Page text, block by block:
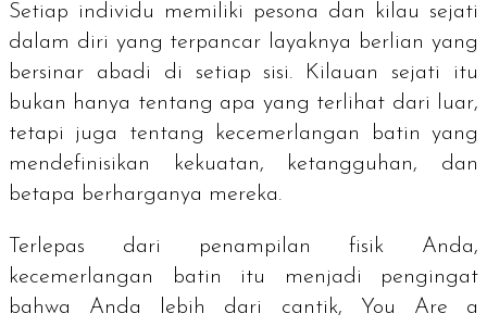
Setiap individu memiliki pesona dan kilau sejati
dalam diri yang terpancar layaknya berlian yang
bersinar abadi di setiap sisi. Kilauan sejati itu
bukan hanya tentang apa yang terlihat dari luar,
tetapi juga tentang kecemerlangan batin yang
mendefinisikan kekuatan, ketangguhan, dan
betapa berharganya mereka.
Terlepas dari penampilan fisik Anda,
kecemerlangan batin itu menjadi pengingat
bahwa Anda lebih dari cantik, You Are a